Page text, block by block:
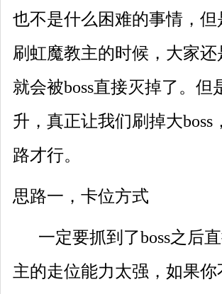
也不是什么困难的事情，
刷虹魔教主的时候，大家
就会被boss直接灭掉了。
升，真正让我们刷掉大
路才行。
思路一，卡位方式
一定要抓到了boss之后
主的走位能力太强，如果